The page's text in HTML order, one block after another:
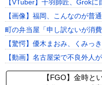
【VTuber】千羽師匠、Grokに
【画像】福岡、こんなのが普
町の弁当屋「申し訳ないが消
【驚愕】優木まおみ、くみっ
【動画】名古屋栄で不良外人
【FGO】金時と